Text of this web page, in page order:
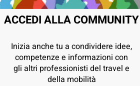
ACCEDI ALLA COMMUNITY
Inizia anche tu a condividere idee,
competenze e informazioni con
gli altri professionisti del travel e
della mobilità